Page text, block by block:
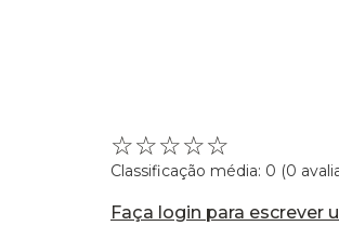
☆☆☆☆☆
Classificação média: 0 (0
Faça login para escrever